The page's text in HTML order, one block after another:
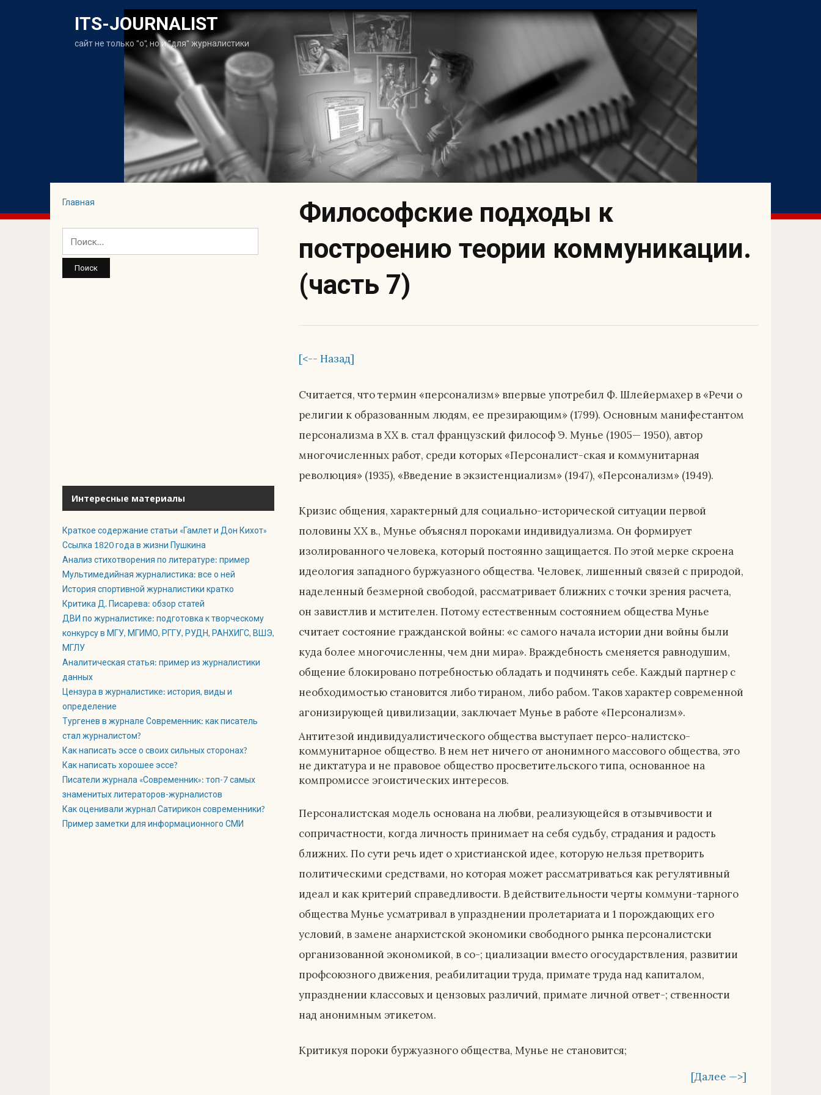
to
content
ITS-JOURNALIST
сайт не только "о", но и "для" журналистики
Философские подходы к
построению теории коммуникации.
(часть 7)
[<-- Назад]
Считается, что термин «персонализм» впервые употребил Ф. Шлейермахер в «Речи о
религии к образованным людям, ее презирающим» (1799). Основным манифестантом
персонализма в XX в. стал французский философ Э. Мунье (1905— 1950), автор
многочисленных работ, среди которых «Персоналист-ская и коммунитарная
революция» (1935), «Введение в экзистенциализм» (1947), «Персонализм» (1949).
Кризис общения, характерный для социально-исторической ситуации первой
половины XX в., Мунье объяснял пороками индивидуализма. Он формирует
изолированного человека, который постоянно защищается. По этой мерке скроена
идеология западного буржуазного общества. Человек, лишенный связей с природой,
наделенный безмерной свободой, рассматривает ближних с точки зрения расчета,
он завистлив и мстителен. Потому естественным состоянием общества Мунье
считает состояние гражданской войны: «с самого начала истории дни войны были
куда более многочисленны, чем дни мира». Враждебность сменяется равнодушим,
общение блокировано потребностью обладать и подчинять себе. Каждый партнер с
необходимостью становится либо тираном, либо рабом. Таков характер современной
агонизирующей цивилизации, заключает Мунье в работе «Персонализм».
Антитезой индивидуалистического общества выступает персо-налистско-
коммунитарное общество. В нем нет ничего от анонимного массового общества, это
не диктатура и не правовое общество просветительского типа, основанное на
компромиссе эгоистических интересов.
Персоналистская модель основана на любви, реализующейся в отзывчивости и
сопричастности, когда личность принимает на себя судьбу, страдания и радость
ближних. По сути речь идет о христианской идее, которую нельзя претворить
политическими средствами, но которая может рассматриваться как регулятивный
идеал и как критерий справедливости. В действительности черты коммуни-тарного
общества Мунье усматривал в упразднении пролетариата и 1 порождающих его
условий, в замене анархистской экономики свободного рынка персоналистски
организованной экономикой, в со-; циализации вместо огосударствления, развитии
профсоюзного движения, реабилитации труда, примате труда над капиталом,
упразднении классовых и цензовых различий, примате личной ответ-; ственности
над анонимным этикетом.
Критикуя пороки буржуазного общества, Мунье не становится;
[Далее —>]
Главная
Интересные материалы
Краткое содержание статьи «Гамлет и Дон Кихот»
Ссылка 1820 года в жизни Пушкина
Анализ стихотворения по литературе: пример
Мультимедийная журналистика: все о ней
История спортивной журналистики кратко
Критика Д. Писарева: обзор статей
ДВИ по журналистике: подготовка к творческому
конкурсу в МГУ, МГИМО, РГГУ, РУДН, РАНХИГС, ВШЭ,
МГЛУ
Аналитическая статья: пример из журналистики
данных
Цензура в журналистике: история, виды и
определение
Тургенев в журнале Современник: как писатель
стал журналистом?
Как написать эссе о своих сильных сторонах?
Как написать хорошее эссе?
Писатели журнала «Современник»: топ-7 самых
знаменитых литераторов-журналистов
Как оценивали журнал Сатирикон современники?
Пример заметки для информационного СМИ